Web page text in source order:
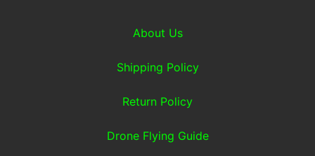
About Us
Shipping Policy
Return Policy
Drone Flying Guide